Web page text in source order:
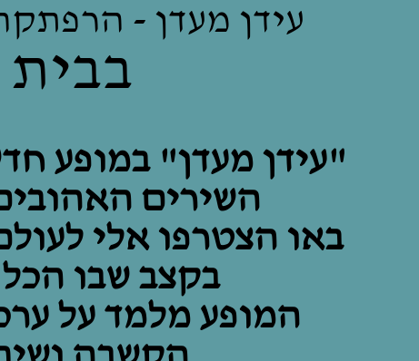
עידן מעדן -
בבית
"עידן מעדן" במופע
השירים
באו הצטרפו אלי
בקצב שבו
המופע מלמד על